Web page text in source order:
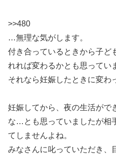
>>480
…無理な気がします。
付き合っているときから子ど
れれば変わるかとも思ってい
それなら妊娠したときに変わ
妊娠してから、夜の生活がで
な…とも思っていましたが相
てしませんよね。
みなさんに叱っていただき、